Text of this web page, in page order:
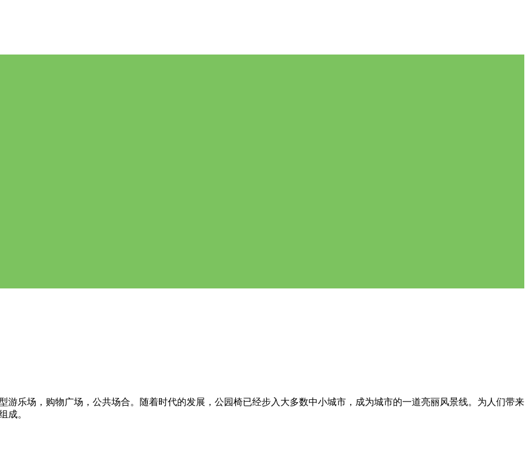
游乐场，购物广场，公共场合。随着时代的发展，公园椅已经步入大多数中小城市，成为城市的一道亮丽风景线。为人们带来
成。